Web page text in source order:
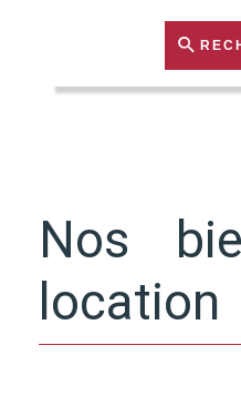
Nos
location